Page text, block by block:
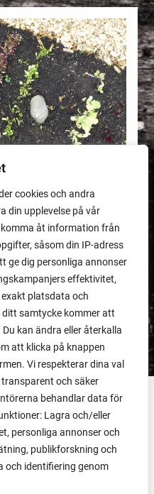
cookies och andra
din upplevelse på vår
åt information från
såsom din IP-adress
ge dig personliga annonser
effektivitet,
platsdata och
samtycke kommer att
kan ändra eller återkalla
att klicka på knappen
Vi respekterar dina val
och säker
behandlar data för
Lagra och/eller
personliga annonser och
publikforskning och
och identifiering genom
jord